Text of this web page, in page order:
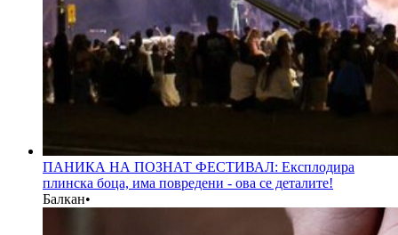
ПАНИКА НА ПОЗНАТ ФЕСТИВАЛ: Експлодира
плинска боца, има повредени - ова се деталите!
Балкан•